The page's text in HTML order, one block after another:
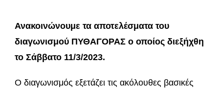
Ανακοινώνουμε τα αποτελέσματα του
διαγωνισμού ΠΥΘΑΓΟΡΑΣ ο οποίος διεξήχθη
το Σάββατο 11/3/2023.
O διαγωνισμός εξετάζει τις ακόλουθες βασικές